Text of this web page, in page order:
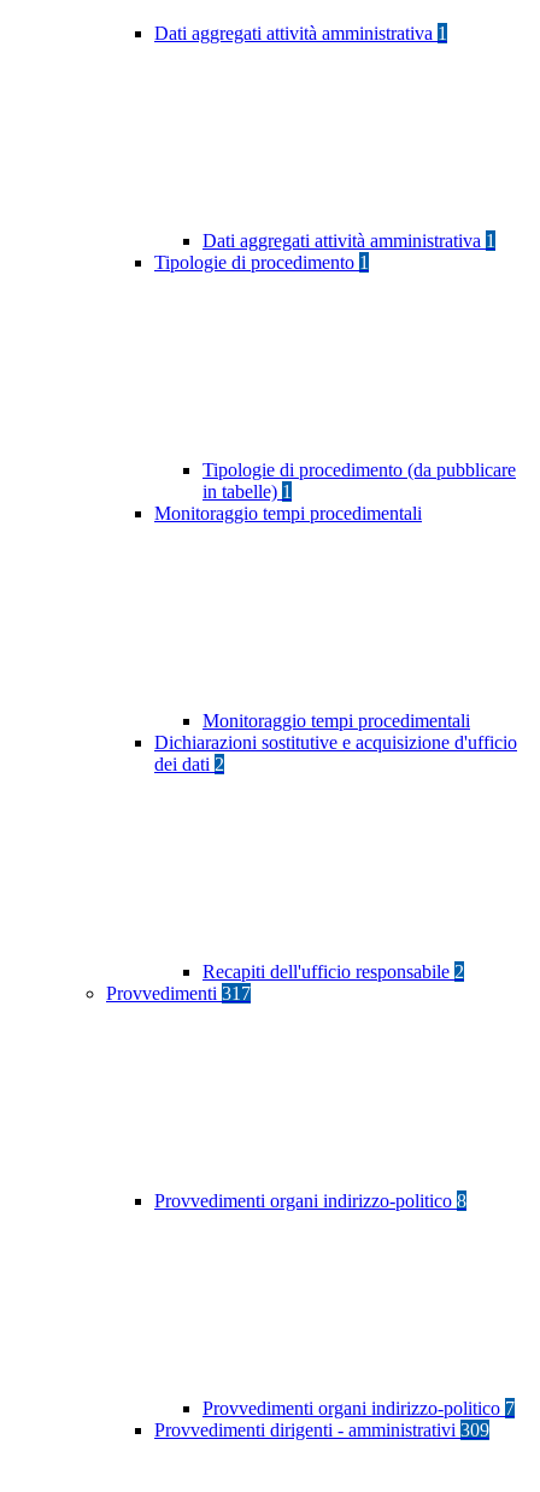
Dati aggregati attività amministrativa 1
Dati aggregati attività amministrativa 1
Tipologie di procedimento 1
Tipologie di procedimento (da pubblicare
in tabelle) 1
Monitoraggio tempi procedimentali
Monitoraggio tempi procedimentali
Dichiarazioni sostitutive e acquisizione d'ufficio
dei dati 2
Recapiti dell'ufficio responsabile 2
Provvedimenti 317
Provvedimenti organi indirizzo-politico 8
Provvedimenti organi indirizzo-politico 7
Provvedimenti dirigenti - amministrativi 309